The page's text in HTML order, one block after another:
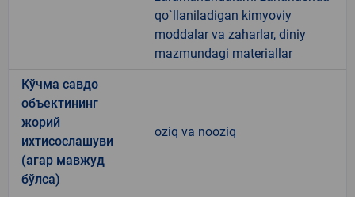
qo`llaniladigan kimyoviy
moddalar va zaharlar, diniy
mazmundagi materiallar
Кўчма савдо
объектининг
жорий
ихтисослашуви
(агар мавжуд
бўлса)
oziq va nooziq